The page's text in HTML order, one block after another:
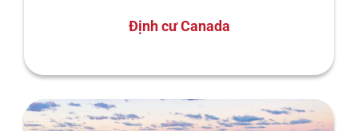
Định cư Canada